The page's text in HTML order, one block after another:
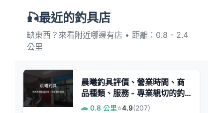
🎣最近的釣具店
缺東西？來看附近哪邊有店 • 距離：0.8 - 2.4
公里
晨曦釣具評價、營業時間、商
品種類、服務 - 專業親切的釣
具專賣店
🚗 0.8 公里⭐4.9(207)